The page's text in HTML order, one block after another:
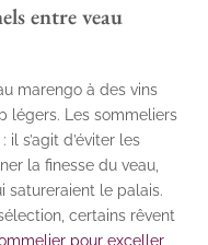
entre veau
marengo à des vins
légers. Les sommeliers
s’agit d’éviter les
la finesse du veau,
satureraient le palais.
certains rêvent
pour exceller